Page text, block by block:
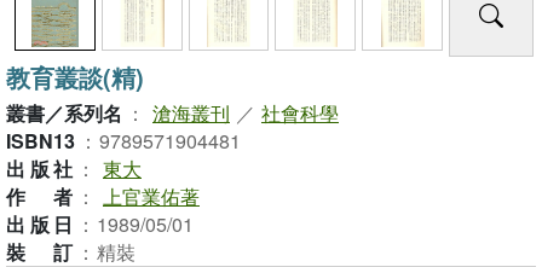
教育叢談(精)
叢書／系列名 ： 滄海叢刊 ／ 社會科學
ISBN13 ： 9789571904481
出版社 ： 東大
作者 ： 上官業佑著
出版日 ： 1989/05/01
裝訂 ： 精裝